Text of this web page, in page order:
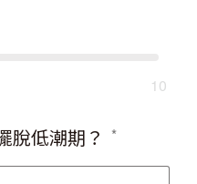
10
脫低潮期？